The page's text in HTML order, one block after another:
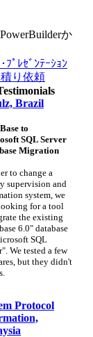
PowerBuilderか
ﾌﾟﾚｾﾞﾝﾃｰｼｮﾝ
り依頼
Brazil
to
SQL Server
Migration
to change a
supervision and
system, we
for a tool
the existing
6.0" database
SQL
We tested a few
but they didn't
Protocol